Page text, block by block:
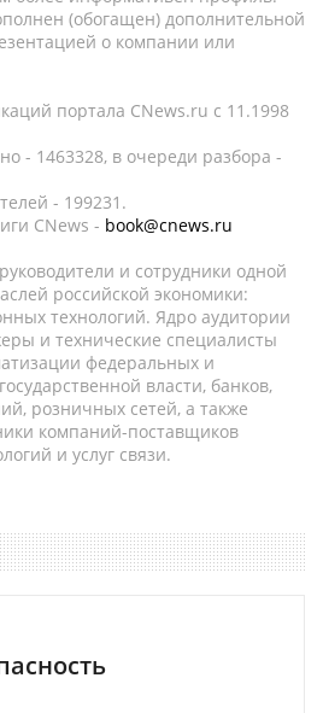
(обогащен) дополнительной
о компании или
портала CNews.ru c 11.1998
- 1463328, в очереди разбора -
- 199231.
CNews - book@cnews.ru
и сотрудники одной
российской экономики:
технологий. Ядро аудитории
и технические специалисты
федеральных и
власти, банков,
розничных сетей, а также
компаний-поставщиков
и услуг связи.